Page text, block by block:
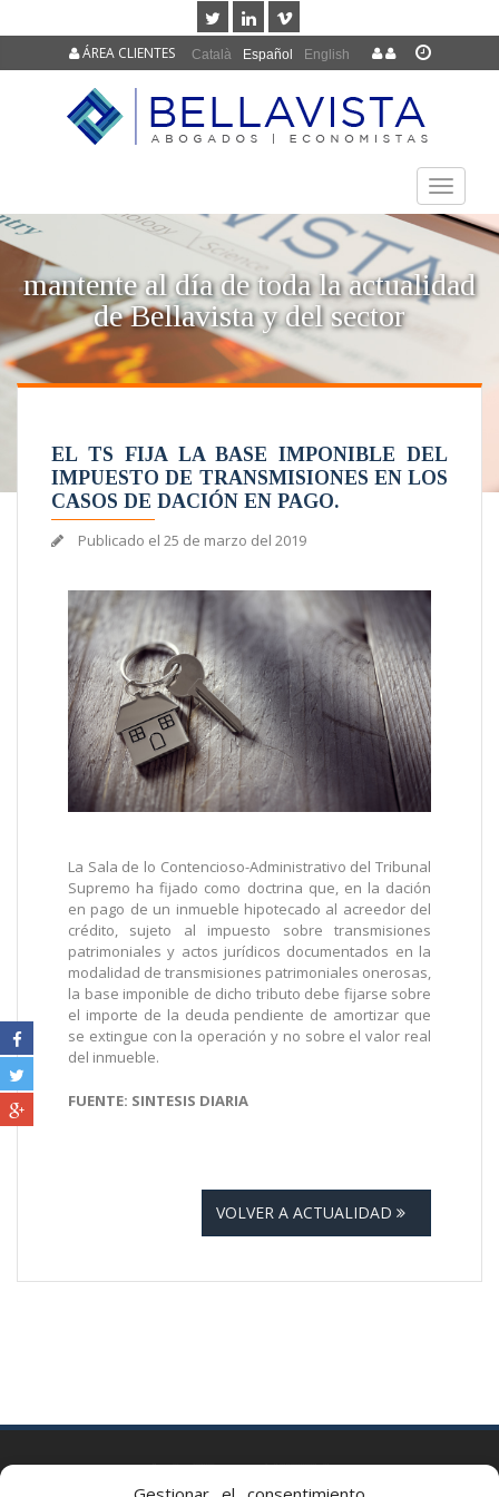
Català Español English
ÁREA CLIENTES
TOGGLE
mantente al día de toda la actualidad
de Bellavista y del sector
EL TS FIJA LA BASE IMPONIBLE DEL
IMPUESTO DE TRANSMISIONES EN LOS
CASOS DE DACIÓN EN PAGO.
Publicado el 25 de marzo del 2019
La Sala de lo Contencioso-Administrativo del Tribunal
Supremo ha fijado como doctrina que, en la dación
en pago de un inmueble hipotecado al acreedor del
crédito, sujeto al impuesto sobre transmisiones
patrimoniales y actos jurídicos documentados en la
modalidad de transmisiones patrimoniales onerosas,
la base imponible de dicho tributo debe fijarse sobre
el importe de la deuda pendiente de amortizar que
se extingue con la operación y no sobre el valor real
del inmueble.
FUENTE: SINTESIS DIARIA
VOLVER A ACTUALIDAD